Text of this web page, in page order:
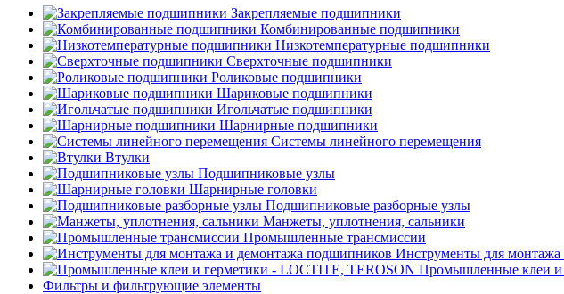
Закрепляемые подшипники
Комбинированные подшипники
Низкотемпературные подшипники
Сверхточные подшипники
Роликовые подшипники
Шариковые подшипники
Игольчатые подшипники
Шарнирные подшипники
Системы линейного перемещения
Втулки
Подшипниковые узлы
Шарнирные головки
Подшипниковые разборные узлы
Манжеты, уплотнения, сальники
Промышленные трансмиссии
Инструменты для
Промышленные клеи и
Фильтры и фильтрующие элементы